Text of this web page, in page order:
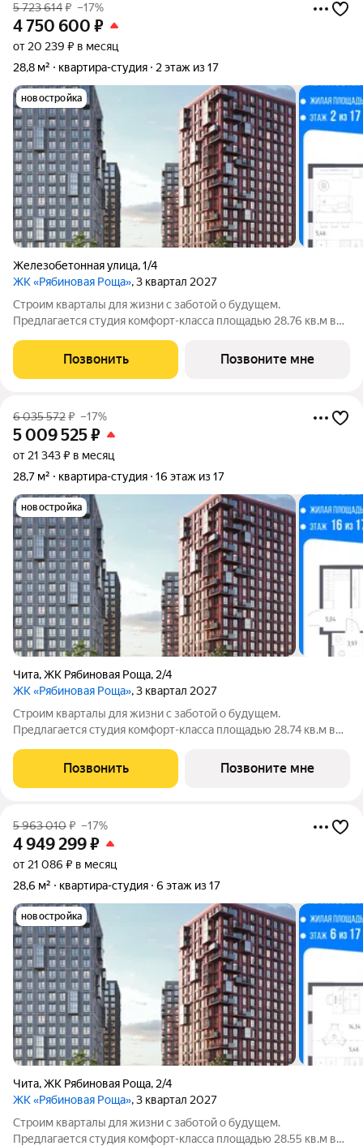
5 723 614₽ –17%
4 750 600 ₽
от 20 239 ₽ в месяц
28,8 м²
квартира-студия 2 этаж из 17
новостройка
Железобетонная улица,1/4
ЖК «Рябиновая Роща», 3 квартал 2027
Строим кварталы для жизни с заботой о будущем.
Предлагается студия комфорт-класса площадью 28.76 кв.м в
комплексе "Рябиновая Роща".Квартиры без отделки.
Доступность опции "отделка" и
Позвонить Позвоните мне
6 035 572₽ –17%
5 009 525₽
от 21 343 ₽ в месяц
28,7 м²
квартира-студия 16 этаж из 17
новостройка
Чита,ЖК Рябиновая Роща, 2/4
ЖК «Рябиновая Роща», 3 квартал 2027
Строим кварталы для жизни с заботой о будущем.
Предлагается студия комфорт-класса площадью 28.74 кв.м в
комплексе "Рябиновая Роща".Квартиры без отделки.
Доступность опции "отделка" и
Позвонить Позвоните мне
5 963 010₽ –17%
4 949 299₽
от 21 086 ₽ в месяц
28,6 м²
квартира-студия 6 этаж из 17
новостройка
Чита,ЖК Рябиновая Роща, 2/4
ЖК «Рябиновая Роща», 3 квартал 2027
Строим кварталы для жизни с заботой о будущем.
Предлагается студия комфорт-класса площадью 28.55 кв.м в